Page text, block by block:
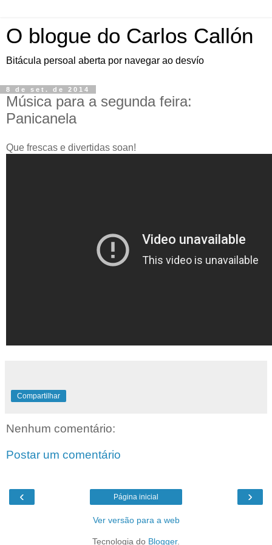
O blogue do Carlos Callón
Bitácula persoal aberta por navegar ao desvío
8 de set. de 2014
Música para a segunda feira:
Panicanela
Que frescas e divertidas soan!
Compartilhar
Nenhum comentário:
Postar um comentário
‹ ›
Página inicial
Ver versão para a web
Tecnologia do Blogger.